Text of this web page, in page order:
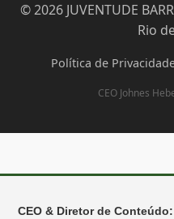
© 2026 JUVENTUDE
Rio
Política de
CEO Johnes
CEO & Diretor de Conteúdo: